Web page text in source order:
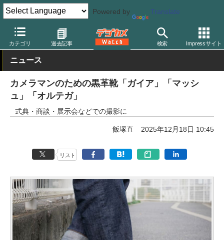
Powered by Translate
カテゴリ 過去記事 検索 Impressサイト
デジカメ Watch 撮影用品
ニュース
カメラマンのための黒革靴「ガイア」「マッシ
ュ」「オルテガ」
式典・商談・展示会などでの撮影に
飯塚直 2025年12月18日 10:45
リスト